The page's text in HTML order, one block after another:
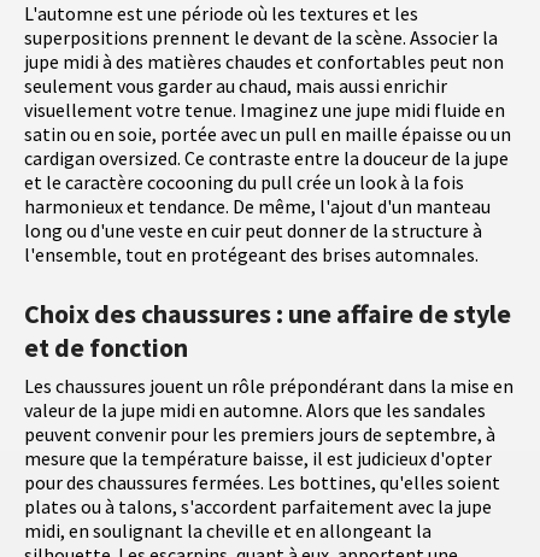
L'automne est une période où les textures et les
superpositions prennent le devant de la scène. Associer la
jupe midi à des matières chaudes et confortables peut non
seulement vous garder au chaud, mais aussi enrichir
visuellement votre tenue. Imaginez une jupe midi fluide en
satin ou en soie, portée avec un pull en maille épaisse ou un
cardigan oversized. Ce contraste entre la douceur de la jupe
et le caractère cocooning du pull crée un look à la fois
harmonieux et tendance. De même, l'ajout d'un manteau
long ou d'une veste en cuir peut donner de la structure à
l'ensemble, tout en protégeant des brises automnales.
Choix des chaussures : une affaire de style
et de fonction
Les chaussures jouent un rôle prépondérant dans la mise en
valeur de la jupe midi en automne. Alors que les sandales
peuvent convenir pour les premiers jours de septembre, à
mesure que la température baisse, il est judicieux d'opter
pour des chaussures fermées. Les bottines, qu'elles soient
plates ou à talons, s'accordent parfaitement avec la jupe
midi, en soulignant la cheville et en allongeant la